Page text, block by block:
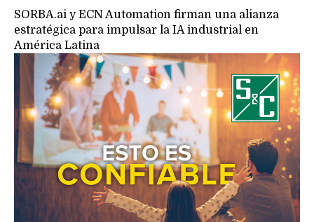
SORBA.ai y ECN Automation firman una alianza
estratégica para impulsar la IA industrial en
América Latina